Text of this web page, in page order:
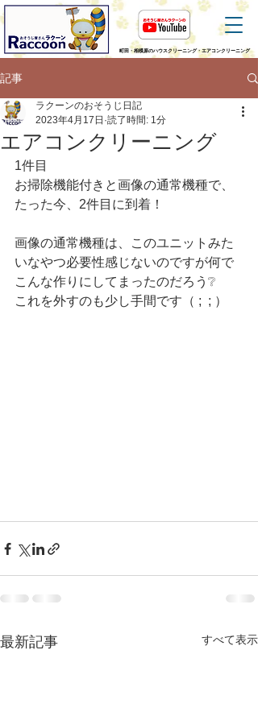
町田・相模原のハウスクリーニング・エアコンクリーニング
記事
エアコンクリーニング
ラクーンのおそうじ日記
2023年4月17日 読了時間: 1分
1件目
お掃除機能付きと画像の通常機種で、
たった今、2件目に到着！
画像の通常機種は、このユニットみた
いなやつ必要性感じないのですが何で
こんな作りにしてまったのだろう❔
これを外すのも少し手間です（ ;  ; ）
最新記事 すべて表示